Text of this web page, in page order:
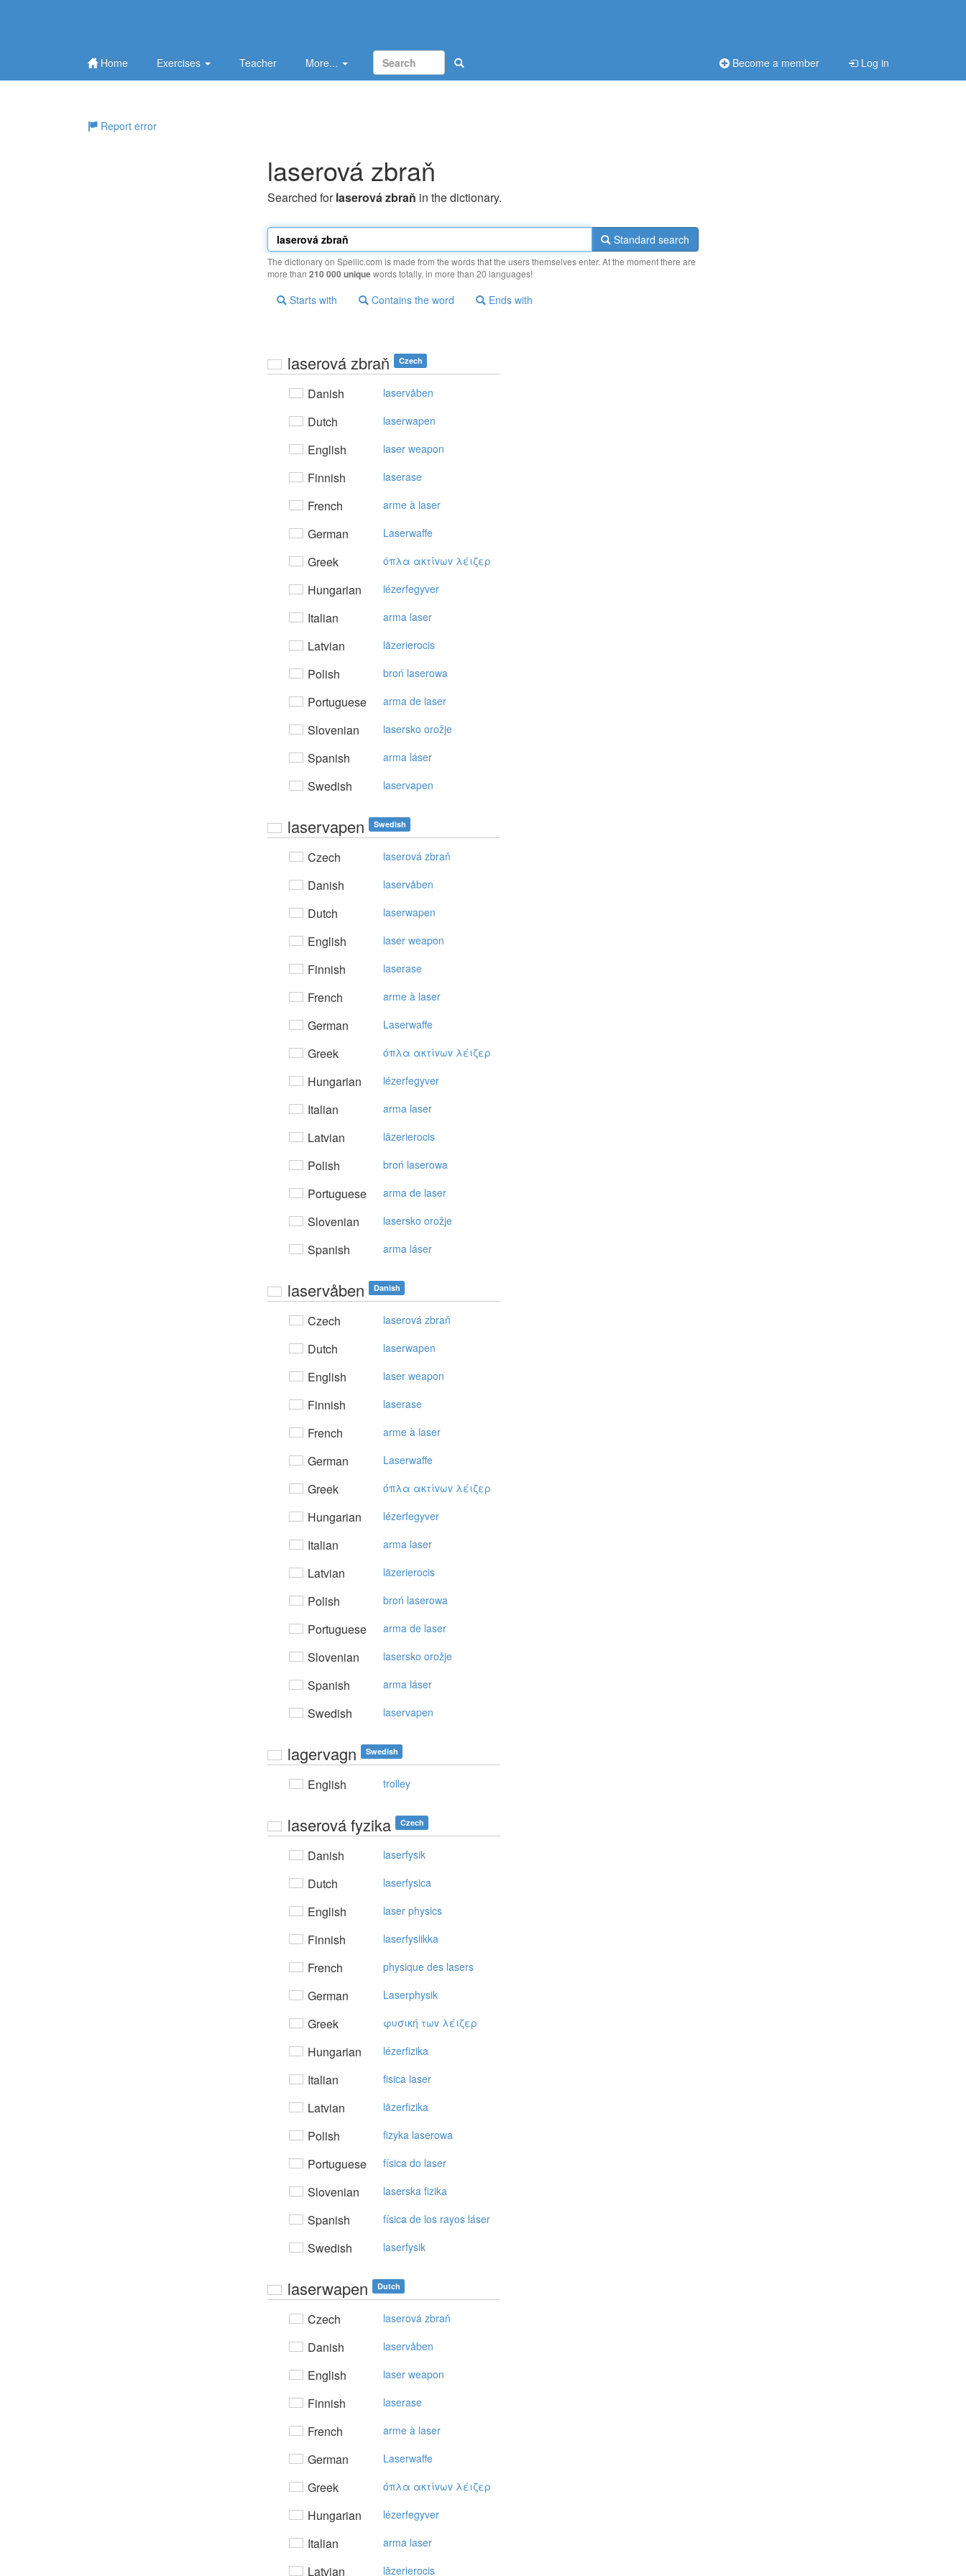
Home Exercises Teacher More... Become a member Log in
Report error
laserová zbraň
Searched forlaserová zbraň in the dictionary.
Standard search
The dictionary on Spellic.com is made from the words that the users themselves enter. At the moment there are
more than 210 000 uniquewords totally, in more than 20 languages!
Starts with Contains the word Ends with
laserová zbraň Czech
Danish laservåben
Dutch laserwapen
English laser weapon
Finnish laserase
French arme à laser
German Laserwaffe
Greek όπλα ακτίvωv λέιζερ
Hungarian lézerfegyver
Italian arma laser
Latvian lāzerierocis
Polish broń laserowa
Portuguese arma de laser
Slovenian lasersko orožje
Spanish arma láser
Swedish laservapen
laservapen Swedish
Czech laserová zbraň
Danish laservåben
Dutch laserwapen
English laser weapon
Finnish laserase
French arme à laser
German Laserwaffe
Greek όπλα ακτίvωv λέιζερ
Hungarian lézerfegyver
Italian arma laser
Latvian lāzerierocis
Polish broń laserowa
Portuguese arma de laser
Slovenian lasersko orožje
Spanish arma láser
laservåben Danish
Czech laserová zbraň
Dutch laserwapen
English laser weapon
Finnish laserase
French arme à laser
German Laserwaffe
Greek όπλα ακτίvωv λέιζερ
Hungarian lézerfegyver
Italian arma laser
Latvian lāzerierocis
Polish broń laserowa
Portuguese arma de laser
Slovenian lasersko orožje
Spanish arma láser
Swedish laservapen
lagervagn Swedish
English trolley
laserová fyzika Czech
Danish laserfysik
Dutch laserfysica
English laser physics
Finnish laserfysiikka
French physique des lasers
German Laserphysik
Greek φυσική τωv λέιζερ
Hungarian lézerfizika
Italian fisica laser
Latvian lāzerfizika
Polish fizyka laserowa
Portuguese física do laser
Slovenian laserska fizika
Spanish física de los rayos láser
Swedish laserfysik
laserwapen Dutch
Czech laserová zbraň
Danish laservåben
English laser weapon
Finnish laserase
French arme à laser
German Laserwaffe
Greek όπλα ακτίvωv λέιζερ
Hungarian lézerfegyver
Italian arma laser
Latvian lāzerierocis